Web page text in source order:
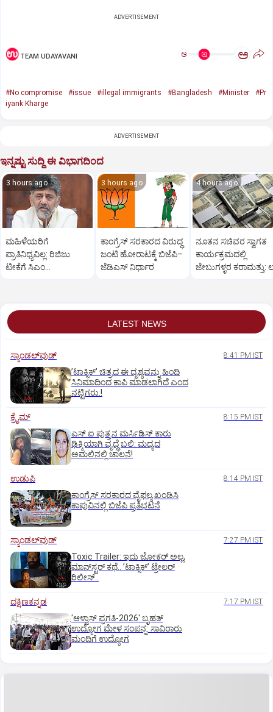
ADVERTISEMENT
TEAM UDAYAVANI ಅ ಅ
#No compromise #issue #illegal immigrants #Bangladesh #Minister
#Pr
iyank Kharge
ADVERTISEMENT
ಇನ್ನಷ್ಟು ಸುದ್ದಿ ಈ ವಿಭಾಗದಿಂದ
3 hours ago
ಮಹಿಳೆಯರಿಗೆ
ಪ್ರಾತಿನಿಧ್ಯವಿಲ್ಲ: ರಿಜಿಜು
ಟೀಕೆಗೆ ಸಿಎಂ
3 hours ago
ಕಾಂಗ್ರೆಸ್‌ ಸರಕಾರದ ವಿರುದ್ಧ
ಜಂಟಿ ಹೋರಾಟಕ್ಕೆ ಬಿಜೆಪಿ–
ಜೆಡಿಎಸ್‌ ನಿರ್ಧಾರ
4 hours ago
ನೂತನ ಸಚಿವರ ಸ್ವಾಗತ
ಕಾರ್ಯಕ್ರಮದಲ್ಲಿ
ಜೇಬುಗಳ್ಳರ ಕರಾಮತ್ತು:
LATEST NEWS
ಸ್ಯಾಂಡಲ್‌ವುಡ್‌ 8:41 PM IST
ʼಟಾಕ್ಸಿಕ್‌ʼ ಚಿತ್ರದ ಈ ದೃಶ್ಯವನ್ನು ಹಿಂದಿ
ಸಿನಿಮಾದಿಂದ ಕಾಪಿ ಮಾಡಲಾಗಿದೆ ಎಂದ
ನಟ್ಟಿಗರು.!
ಕ್ರೈಮ್ 8:15 PM IST
ಎಸ್ ಐ ಪುತ್ರನ ಮರ್ಸಿಡಿಸ್‌ ಕಾರು
ಢಿಕ್ಕಿಯಾಗಿ ವೃದ್ಧೆ ಬಲಿ: ಮದ್ಯದ
ಅಮಲಿನಲ್ಲಿ ಚಾಲನೆ!
ಉಡುಪಿ 8:14 PM IST
ಕಾಂಗ್ರೆಸ್ ಸರಕಾರದ ವೈಫಲ್ಯ ಖಂಡಿಸಿ
ಕಾಪುವಿನಲ್ಲಿ ಬಿಜೆಪಿ ಪ್ರತಿಭಟನೆ
ಸ್ಯಾಂಡಲ್‌ವುಡ್‌ 7:27 PM IST
Toxic Trailer: ಇದು ಜೋಕರ್‌ ಅಲ್ಲ,
ಮಾನ್‌ಸ್ಟರ್‌ ಕಥೆ.. ʼಟಾಕ್ಸಿಕ್‌ʼ ಟ್ರೇಲರ್‌
ರಿಲೀಸ್..
ದಕ್ಷಿಣಕನ್ನಡ 7:17 PM IST
'ಆಳ್ವಾಸ್‌ ಪ್ರಗತಿ-2026' ಬೃಹತ್
ಉದ್ಯೋಗ ಮೇಳ ಸಂಪನ್ನ: ಸಾವಿರಾರು
ಮಂದಿಗೆ ಉದ್ಯೋಗ